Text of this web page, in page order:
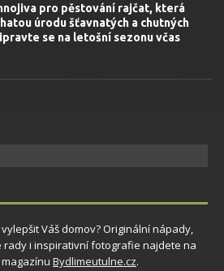
pro pěstování rajčat, která
úrodu šťavnatých a chutných
se na letošní sezonu včas
Váš domov? Originální nápady,
rady i inspirativní fotografie najdete na
Bydlimeutulne.cz.